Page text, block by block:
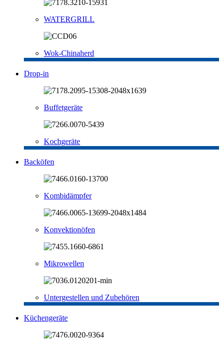
WATERGRILL
Wok-Chinaherd
Drop-in
Buffetgeräte
Kochgeräte
Backöfen
Kombidämpfer
Konvektionöfen
Mikrowellen
Untergestellen und Zubehören
Küchengeräte